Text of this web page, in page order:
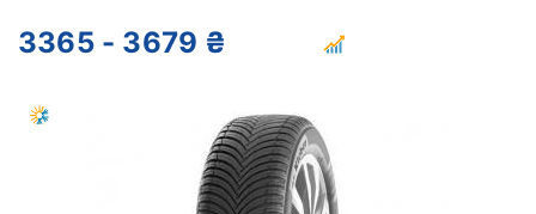
3365 - 3679 ₴